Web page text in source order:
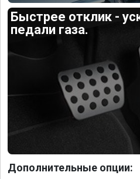
Быстрее отклик -
педали газа.
Дополнительные опции: